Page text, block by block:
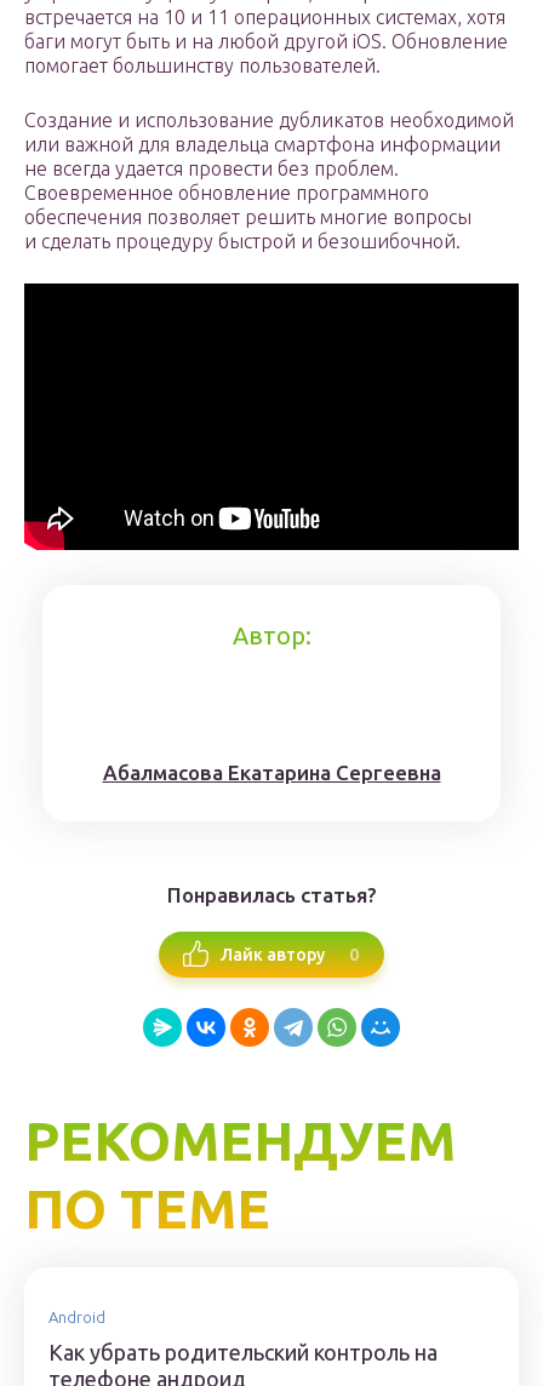
встречается на 10 и 11 операционных системах, хотя
баги могут быть и на любой другой iOS. Обновление
помогает большинству пользователей.
Создание и использование дубликатов необходимой
или важной для владельца смартфона информации
не всегда удается провести без проблем.
Своевременное обновление программного
обеспечения позволяет решить многие вопросы
и сделать процедуру быстрой и безошибочной.
Автор:
Aбaлмaсoвa Eкaтaринa Ceргeeвнa
Понравилась статья?
Лайк автору 0
РЕКОМЕНДУЕМ
ПО ТЕМЕ
Android
Как убрать родительский контроль на
телефоне андроид